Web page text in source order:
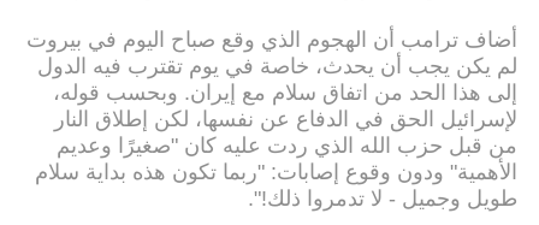
أضاف ترامب أن الهجوم الذي وقع صباح اليوم في بيروت
لم يكن يجب أن يحدث، خاصة في يوم تقترب فيه الدول
إلى هذا الحد من اتفاق سلام مع إيران. وبحسب قوله،
لإسرائيل الحق في الدفاع عن نفسها، لكن إطلاق النار
من قبل حزب الله الذي ردت عليه كان "صغيرًا وعديم
الأهمية" ودون وقوع إصابات: "ربما تكون هذه بداية سلام
طويل وجميل - لا تدمروا ذلك!".